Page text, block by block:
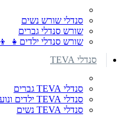
סנדלי שורש נשים
שורש סנדלי גברים
שורש סנדלי ילדים👧 👦
סנדלי TEVA
סנדלי TEVA גברים
סנדלי TEVA ילדים ונוער
סנדלי TEVA נשים